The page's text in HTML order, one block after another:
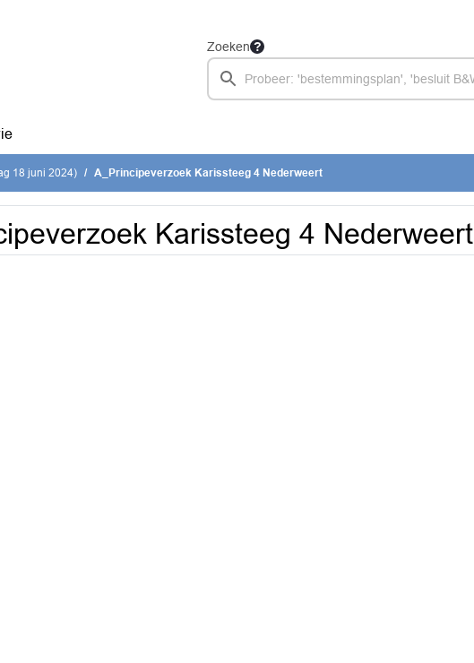
Zoeken
18 juni 2024) A_Principeverzoek Karissteeg 4 Nederweert
Karissteeg 4 Nederweert